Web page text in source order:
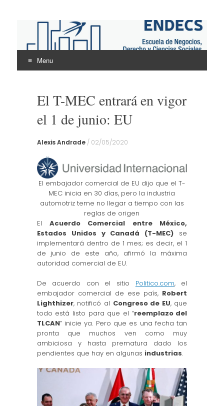
ENDECS
Escuela de Negocios Derecho y Ciencias Sociales
Menu
contentEl T-MEC entrará en vigor
el 1 de junio: EU
Alexis Andrade/ 02/05/2020
El embajador comercial de EU dijo que el T-
MEC inicia en 30 días, pero la industria
automotriz teme no llegar a tiempo con las
reglas de origen
ElAcuerdo Comercial entre México,
Estados Unidos y Canadá (T-MEC) se
implementará dentro de 1 mes; es decir, el 1
de junio de este año, afirmó la máxima
autoridad comercial de EU.
De acuerdo con el sitio Politico.com, el
embajador comercial de ese país, Robert
Lighthizer, notificó al Congreso de EU, que
todo está listo para que el “reemplazo del
TLCAN” inicie ya. Pero que es una fecha tan
pronta que muchos ven como muy
ambiciosa y hasta prematura dado los
pendientes que hay en algunas industrias.